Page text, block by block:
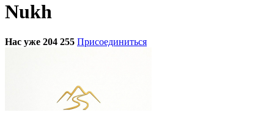
Nukh
Нас уже 204 255 Присоединиться